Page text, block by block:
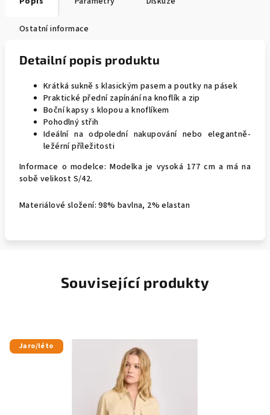
Ostatní informace
Detailní popis produktu
Krátká sukně s klasickým pasem a poutky na pásek
Praktické přední zapínání na knoflík a zip
Boční kapsy s klopou a knoflíkem
Pohodlný střih
Ideální na odpolední nakupování nebo elegantně-
ležérní příležitosti
Informace o modelce: Modelka je vysoká 177 cm a má na
sobě velikost S/42.
Materiálové složení: 98% bavlna, 2% elastan
Související produkty
Jaro/léto